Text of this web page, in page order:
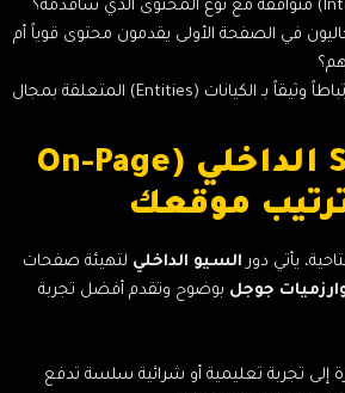
في الصفحة الأولى يقدمون محتوى قوياً أم
هل الكلمة ترتبط ارتباطاً وثيقاً بـ الكيانات (Entities) المتعلقة بمجال
تحسين SEO الداخلي (On-Page
يأتي دور السيو الداخلي لتهيئة صفحات
جوجل بوضوح وتقدم أفضل تجربة
إلى تجربة تعليمية أو شرائية سلسة تدفع